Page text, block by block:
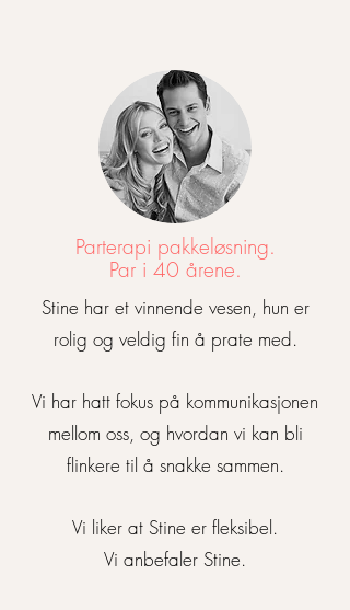
Parterapi pakkeløsning.
Par i 40 årene.
Stine har et vinnende vesen, hun er
rolig og veldig fin å prate med.
Vi har hatt fokus på kommunikasjonen
mellom oss, og hvordan vi kan bli
flinkere til å snakke sammen.
Vi liker at Stine er fleksibel.
Vi anbefaler Stine.